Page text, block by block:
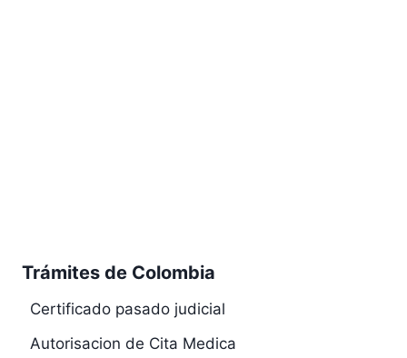
Trámites de Colombia
Certificado pasado judicial
Autorisacion de Cita Medica